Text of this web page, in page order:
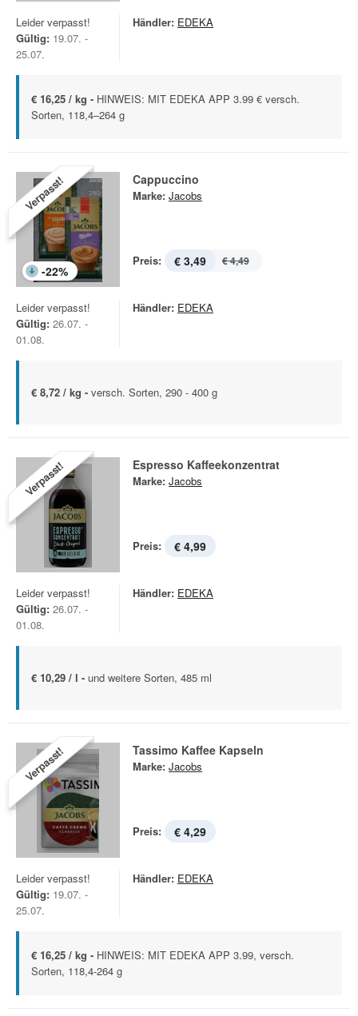
Leider verpasst!
Gültig: 19.07. -
25.07.
Händler: EDEKA
€ 16,25 / kg - HINWEIS: MIT EDEKA APP 3.99 € versch.
Sorten, 118,4–264 g
Verpasst!
-22%
Cappuccino
Marke: Jacobs
Preis: € 3,49 € 4,49
Leider verpasst!
Gültig: 26.07. -
01.08.
Händler: EDEKA
€ 8,72 / kg - versch. Sorten, 290 - 400 g
Verpasst! Espresso Kaffeekonzentrat
Marke: Jacobs
Preis: € 4,99
Leider verpasst!
Gültig: 26.07. -
01.08.
Händler: EDEKA
€ 10,29 / l - und weitere Sorten, 485 ml
Verpasst! Tassimo Kaffee Kapseln
Marke: Jacobs
Preis: € 4,29
Leider verpasst!
Gültig: 19.07. -
25.07.
Händler: EDEKA
€ 16,25 / kg - HINWEIS: MIT EDEKA APP 3.99, versch.
Sorten, 118,4-264 g